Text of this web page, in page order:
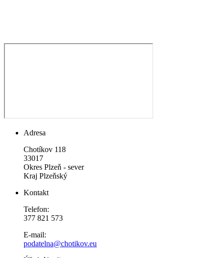
Adresa
Chotíkov 118
33017
Okres Plzeň - sever
Kraj Plzeňský
Kontakt
Telefon:
377 821 573
E-mail:
podatelna@chotikov.eu